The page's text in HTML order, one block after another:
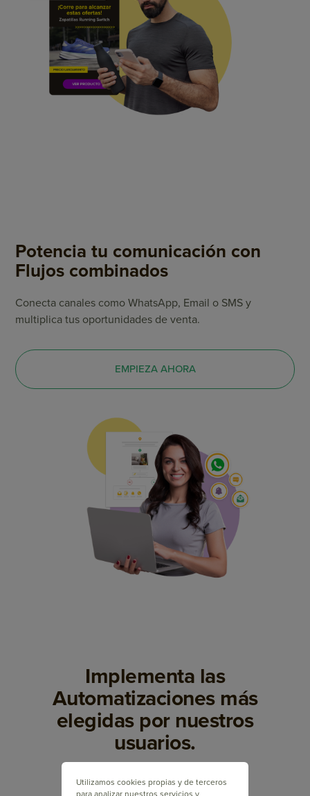
Potencia tu comunicación con
Flujos combinados
Conecta canales como WhatsApp, Email o SMS y
multiplica tus oportunidades de venta.
EMPIEZA AHORA
Implementa las
Automatizaciones más
elegidas por nuestros
usuarios.
Utilizamos cookies propias y de terceros
para analizar nuestros servicios y